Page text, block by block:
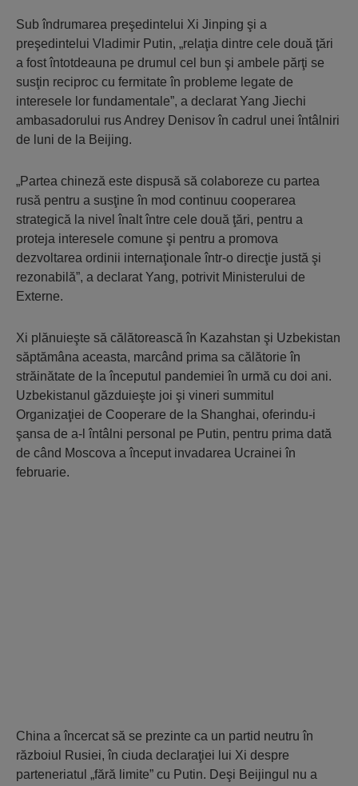
Sub îndrumarea preşedintelui Xi Jinping şi a
preşedintelui Vladimir Putin, „relaţia dintre cele două ţări
a fost întotdeauna pe drumul cel bun şi ambele părţi se
susţin reciproc cu fermitate în probleme legate de
interesele lor fundamentale”, a declarat Yang Jiechi
ambasadorului rus Andrey Denisov în cadrul unei întâlniri
de luni de la Beijing.
„Partea chineză este dispusă să colaboreze cu partea
rusă pentru a susţine în mod continuu cooperarea
strategică la nivel înalt între cele două ţări, pentru a
proteja interesele comune şi pentru a promova
dezvoltarea ordinii internaţionale într-o direcţie justă şi
rezonabilă”, a declarat Yang, potrivit Ministerului de
Externe.
Xi plănuieşte să călătorească în Kazahstan şi Uzbekistan
săptămâna aceasta, marcând prima sa călătorie în
străinătate de la începutul pandemiei în urmă cu doi ani.
Uzbekistanul găzduieşte joi şi vineri summitul
Organizaţiei de Cooperare de la Shanghai, oferindu-i
şansa de a-l întâlni personal pe Putin, pentru prima dată
de când Moscova a început invadarea Ucrainei în
februarie.
China a încercat să se prezinte ca un partid neutru în
războiul Rusiei, în ciuda declaraţiei lui Xi despre
parteneriatul „fără limite” cu Putin. Deşi Beijingul nu a